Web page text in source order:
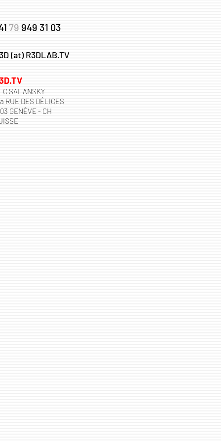
79 949 31 03
(at) R3DLAB.TV
SALANSKY
RUE DES DÉLICES
GENÈVE - CH